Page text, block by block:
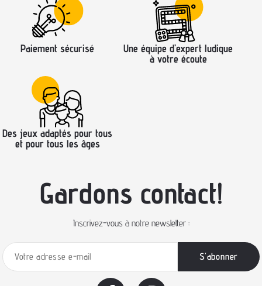
Paiement sécurisé
Une équipe d’expert ludique
à votre écoute
Des jeux adaptés pour tous
et pour tous les âges
Gardons contact!
Inscrivez-vous à notre newsletter :